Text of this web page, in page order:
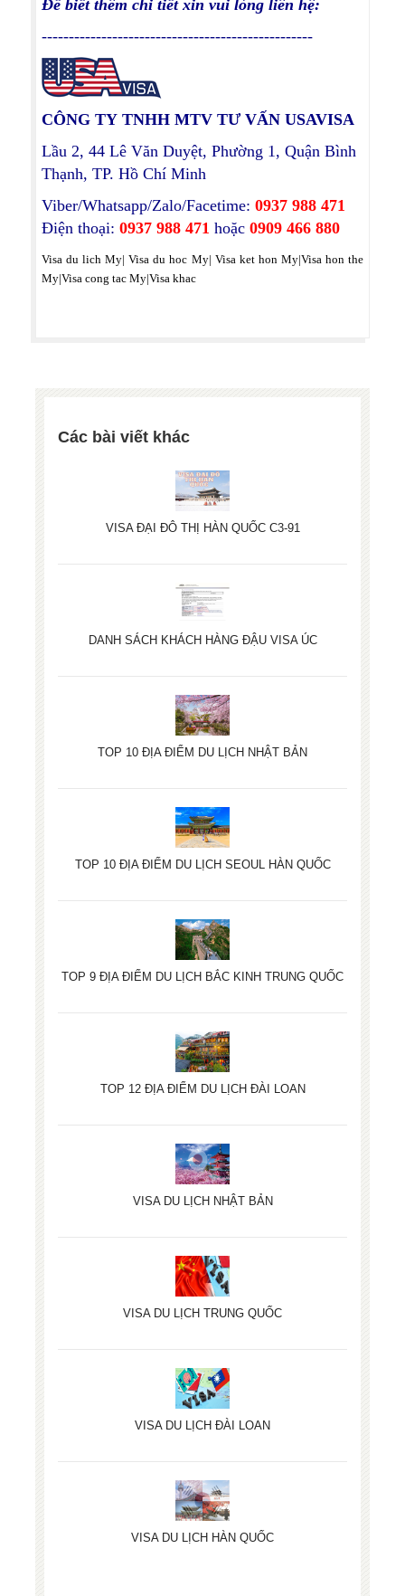
Để biết thêm chi tiết xin vui lòng liên hệ:
--------------------------------------------------
CÔNG TY TNHH MTV TƯ VẤN USAVISA
Lầu 2, 44 Lê Văn Duyệt, Phường 1, Quận Bình
Thạnh, TP. Hồ Chí Minh
Viber/Whatsapp/Zalo/Facetime: 0937 988 471
Điện thoại: 0937 988 471 hoặc 0909 466 880
Visa du lich My|Visa du hoc My| Visa ket hon My|Visa hon the
My|Visa cong tac My|Visa khac
Các bài viết khác
VISA ĐẠI ĐÔ THỊ HÀN QUỐC C3-91
DANH SÁCH KHÁCH HÀNG ĐẬU VISA ÚC
TOP 10 ĐỊA ĐIỂM DU LỊCH NHẬT BẢN
TOP 10 ĐỊA ĐIỂM DU LỊCH SEOUL HÀN QUỐC
TOP 9 ĐỊA ĐIỂM DU LỊCH BẮC KINH TRUNG QUỐC
TOP 12 ĐỊA ĐIỂM DU LỊCH ĐÀI LOAN
VISA DU LỊCH NHẬT BẢN
VISA DU LỊCH TRUNG QUỐC
VISA DU LỊCH ĐÀI LOAN
VISA DU LỊCH HÀN QUỐC